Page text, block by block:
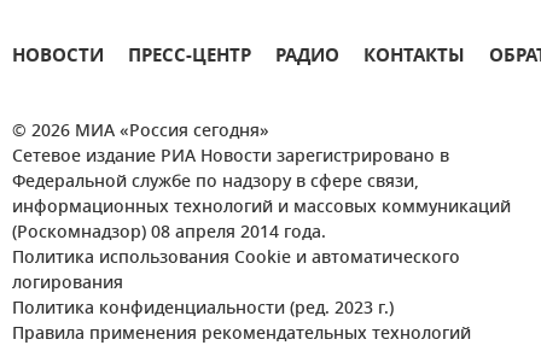
НОВОСТИ ПРЕСС-ЦЕНТР РАДИО КОНТАКТЫ
© 2026 МИА «Россия сегодня»
Сетевое издание РИА Новости зарегистрировано в
Федеральной службе по надзору в сфере связи,
информационных технологий и массовых коммуникаций
(Роскомнадзор) 08 апреля 2014 года.
Политика использования Cookie и автоматического
логирования
Политика конфиденциальности (ред. 2023 г.)
Правила применения рекомендательных технологий